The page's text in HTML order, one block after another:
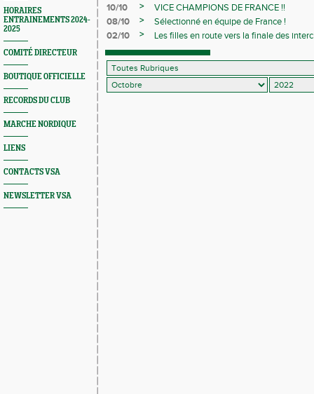
HORAIRES
ENTRAINEMENTS 2024-
2025
COMITÉ DIRECTEUR
BOUTIQUE OFFICIELLE
RECORDS DU CLUB
MARCHE NORDIQUE
LIENS
CONTACTS VSA
NEWSLETTER VSA
10/10
>
VICE CHAMPIONS DE FRANCE !!
08/10
>
Sélectionné en équipe de France !
02/10
> Les filles en route vers la finale des